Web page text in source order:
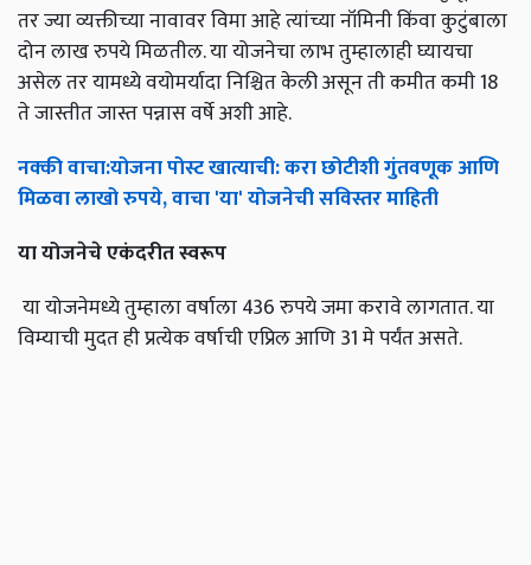
तर ज्या व्यक्तीच्या नावावर विमा आहे त्यांच्या नॉमिनी किंवा कुटुंबाला
दोन लाख रुपये मिळतील. या योजनेचा लाभ तुम्हालाही घ्यायचा
असेल तर यामध्ये वयोमर्यादा निश्चित केली असून ती कमीत कमी 18
ते जास्तीत जास्त पन्नास वर्षे अशी आहे.
नक्कीवाचा:योजनापोस्टखात्याची:कराछोटीशीगुंतवणूकआणि
मिळवालाखोरुपये,वाचा'या'योजनेचीसविस्तरमाहिती
यायोजनेचेएकंदरीतस्वरूप
या योजनेमध्ये तुम्हाला वर्षाला 436 रुपये जमा करावे लागतात. या
विम्याची मुदत ही प्रत्येक वर्षाची एप्रिल आणि 31 मे पर्यंत असते.